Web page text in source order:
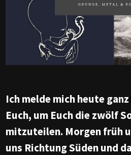
Ich melde mich heute
Euch, um Euch die zwölf
mitzuteilen. Morgen früh
uns Richtung Süden und